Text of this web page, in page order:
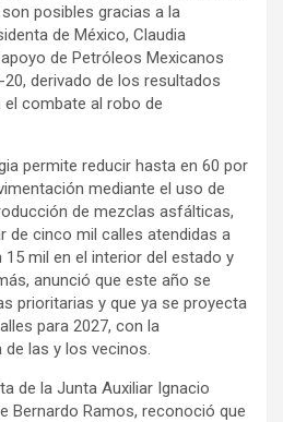
posibles gracias a la
de México, Claudia
de Petróleos Mexicanos
derivado de los resultados
combate al robo de
permite reducir hasta en 60 por
mediante el uso de
de mezclas asfálticas,
de cinco mil calles atendidas a
mil en el interior del estado y
anunció que este año se
prioritarias y que ya se proyecta
para 2027, con la
las y los vecinos.
de la Junta Auxiliar Ignacio
Bernardo Ramos, reconoció que